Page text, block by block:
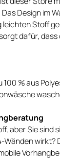
Design im
leichten Stoff
dafür,
% aus
aber Sie sind
Wänden wirkt?